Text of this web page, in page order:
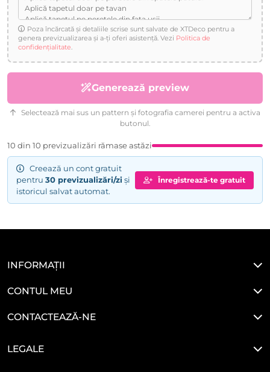
Poza încărcată și detaliile scrise sunt salvate de XTDeco pentru a
genera previzualizarea și a-ți oferi asistență. Vezi Politica de
confidențialitate.
Generează preview
Selectează mai sus un pattern și fotografia camerei pentru a activa
butonul.
10 din 10 previzualizări rămase astăzi
Creează un cont gratuit
pentru 30 previzualizări/zi și
istoricul salvat automat.
Înregistrează-te gratuit
INFORMAȚII
CONTUL MEU
CONTACTEAZĂ-NE
LEGALE